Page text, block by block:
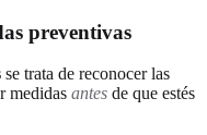
preventivas
se trata de reconocer las
medidas antes de que estés